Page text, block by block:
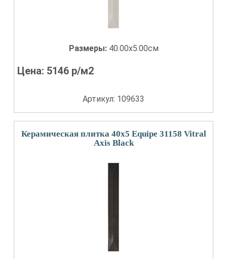
Размеры: 40.00x5.00см
Цена: 5146 р/м2
Артикул: 109633
Керамическая плитка 40x5 Equipe 31158 Vitral
Axis Black